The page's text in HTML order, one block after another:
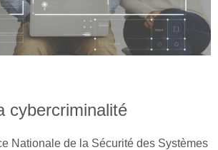
cybercriminalité
Nationale de la Sécurité des Systèmes